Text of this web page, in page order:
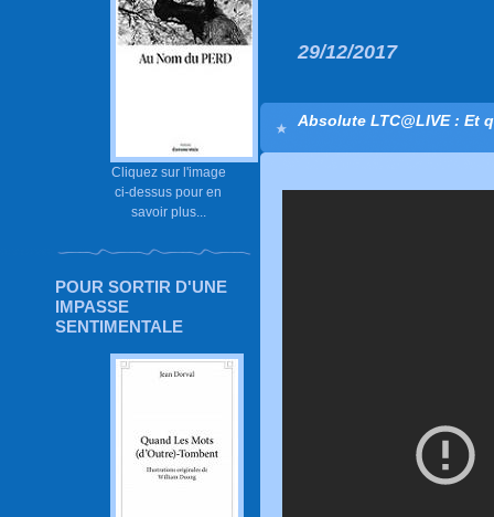
Cliquez sur l'image
ci-dessus pour en
savoir plus...
POUR SORTIR D'UNE
IMPASSE
SENTIMENTALE
29/12/2017
Absolute LTC@LIVE : Et